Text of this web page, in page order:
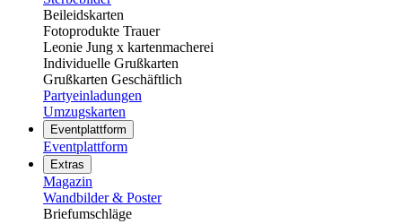
Beileidskarten
Fotoprodukte Trauer
Leonie Jung x kartenmacherei
Individuelle Grußkarten
Grußkarten Geschäftlich
Partyeinladungen
Umzugskarten
Eventplattform
Eventplattform
Extras
Magazin
Wandbilder & Poster
Briefumschläge